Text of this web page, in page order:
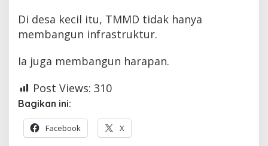
Di desa kecil itu, TMMD tidak hanya
membangun infrastruktur.
Ia juga membangun harapan.
Post Views: 310
Bagikan ini:
Facebook X